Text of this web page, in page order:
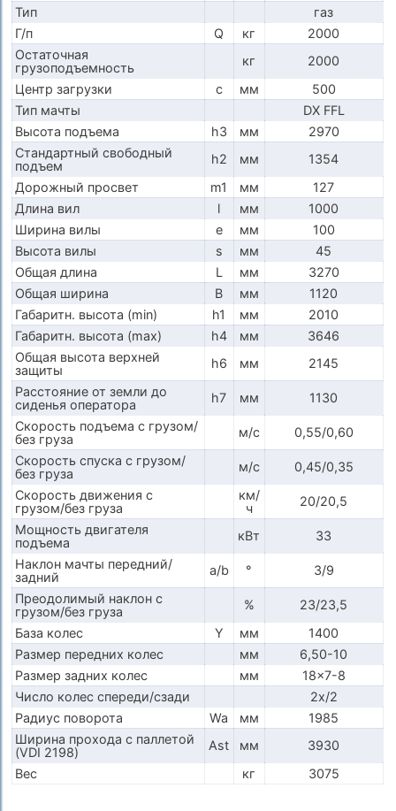
Тип
газ
Г/п
Q кг
2000
Остаточная
грузоподъемность
кг
2000
Центр загрузки
c мм
500
Тип мачты
DX FFL
Высота подъема
h3 мм
2970
Стандартный свободный
подъем
h2 мм
1354
Дорожный просвет
m1 мм
127
Длина вил
l мм
1000
Ширина вилы
e мм
100
Высота вилы
s мм
45
Общая длина
L мм
3270
Общая ширина
B мм
1120
Габаритн. высота (min)
h1 мм
2010
Габаритн. высота (max)
h4 мм
3646
Общая высота верхней
защиты
h6 мм
2145
Расстояние от земли до
сиденья оператора
h7 мм
1130
Скорость подъема с грузом/
без груза
м/с
0,55/0,60
Скорость спуска с грузом/
без груза
м/с
0,45/0,35
Скорость движения с
грузом/без груза
км/
ч
20/20,5
Мощность двигателя
подъема
кВт
33
Наклон мачты передний/
задний
a/b °
3/9
Преодолимый наклон с
грузом/без груза
%
23/23,5
База колес
Y мм
1400
Размер передних колес
мм
6,50-10
Размер задних колес
мм
18x7-8
Число колес спереди/сзади
2x/2
Радиус поворота
Wa мм
1985
Ширина прохода с паллетой
(VDI 2198)
Ast мм
3930
Вес
кг 3075